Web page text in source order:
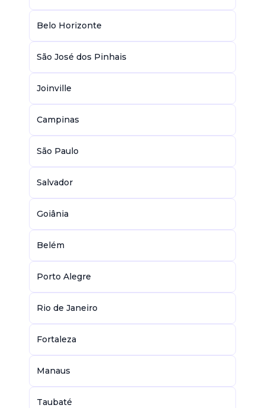
Belo Horizonte
São José dos Pinhais
Joinville
Campinas
São Paulo
Salvador
Goiânia
Belém
Porto Alegre
Rio de Janeiro
Fortaleza
Manaus
Taubaté